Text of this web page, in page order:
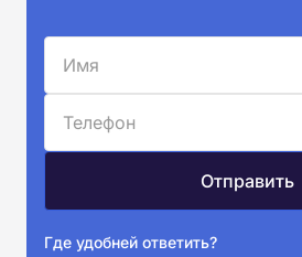
Где удобней ответить?